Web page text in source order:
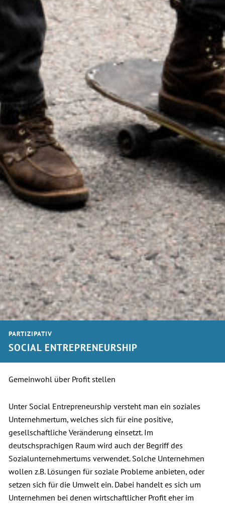
PARTIZIPATIV
SOCIAL ENTREPRENEURSHIP
Gemeinwohl über Profit stellen
Unter Social Entrepreneurship versteht man ein soziales
Unternehmertum, welches sich für eine positive,
gesellschaftliche Veränderung einsetzt. Im
deutschsprachigen Raum wird auch der Begriff des
Sozialunternehmertums verwendet. Solche Unternehmen
wollen z.B. Lösungen für soziale Probleme anbieten, oder
setzen sich für die Umwelt ein. Dabei handelt es sich um
Unternehmen bei denen wirtschaftlicher Profit eher im